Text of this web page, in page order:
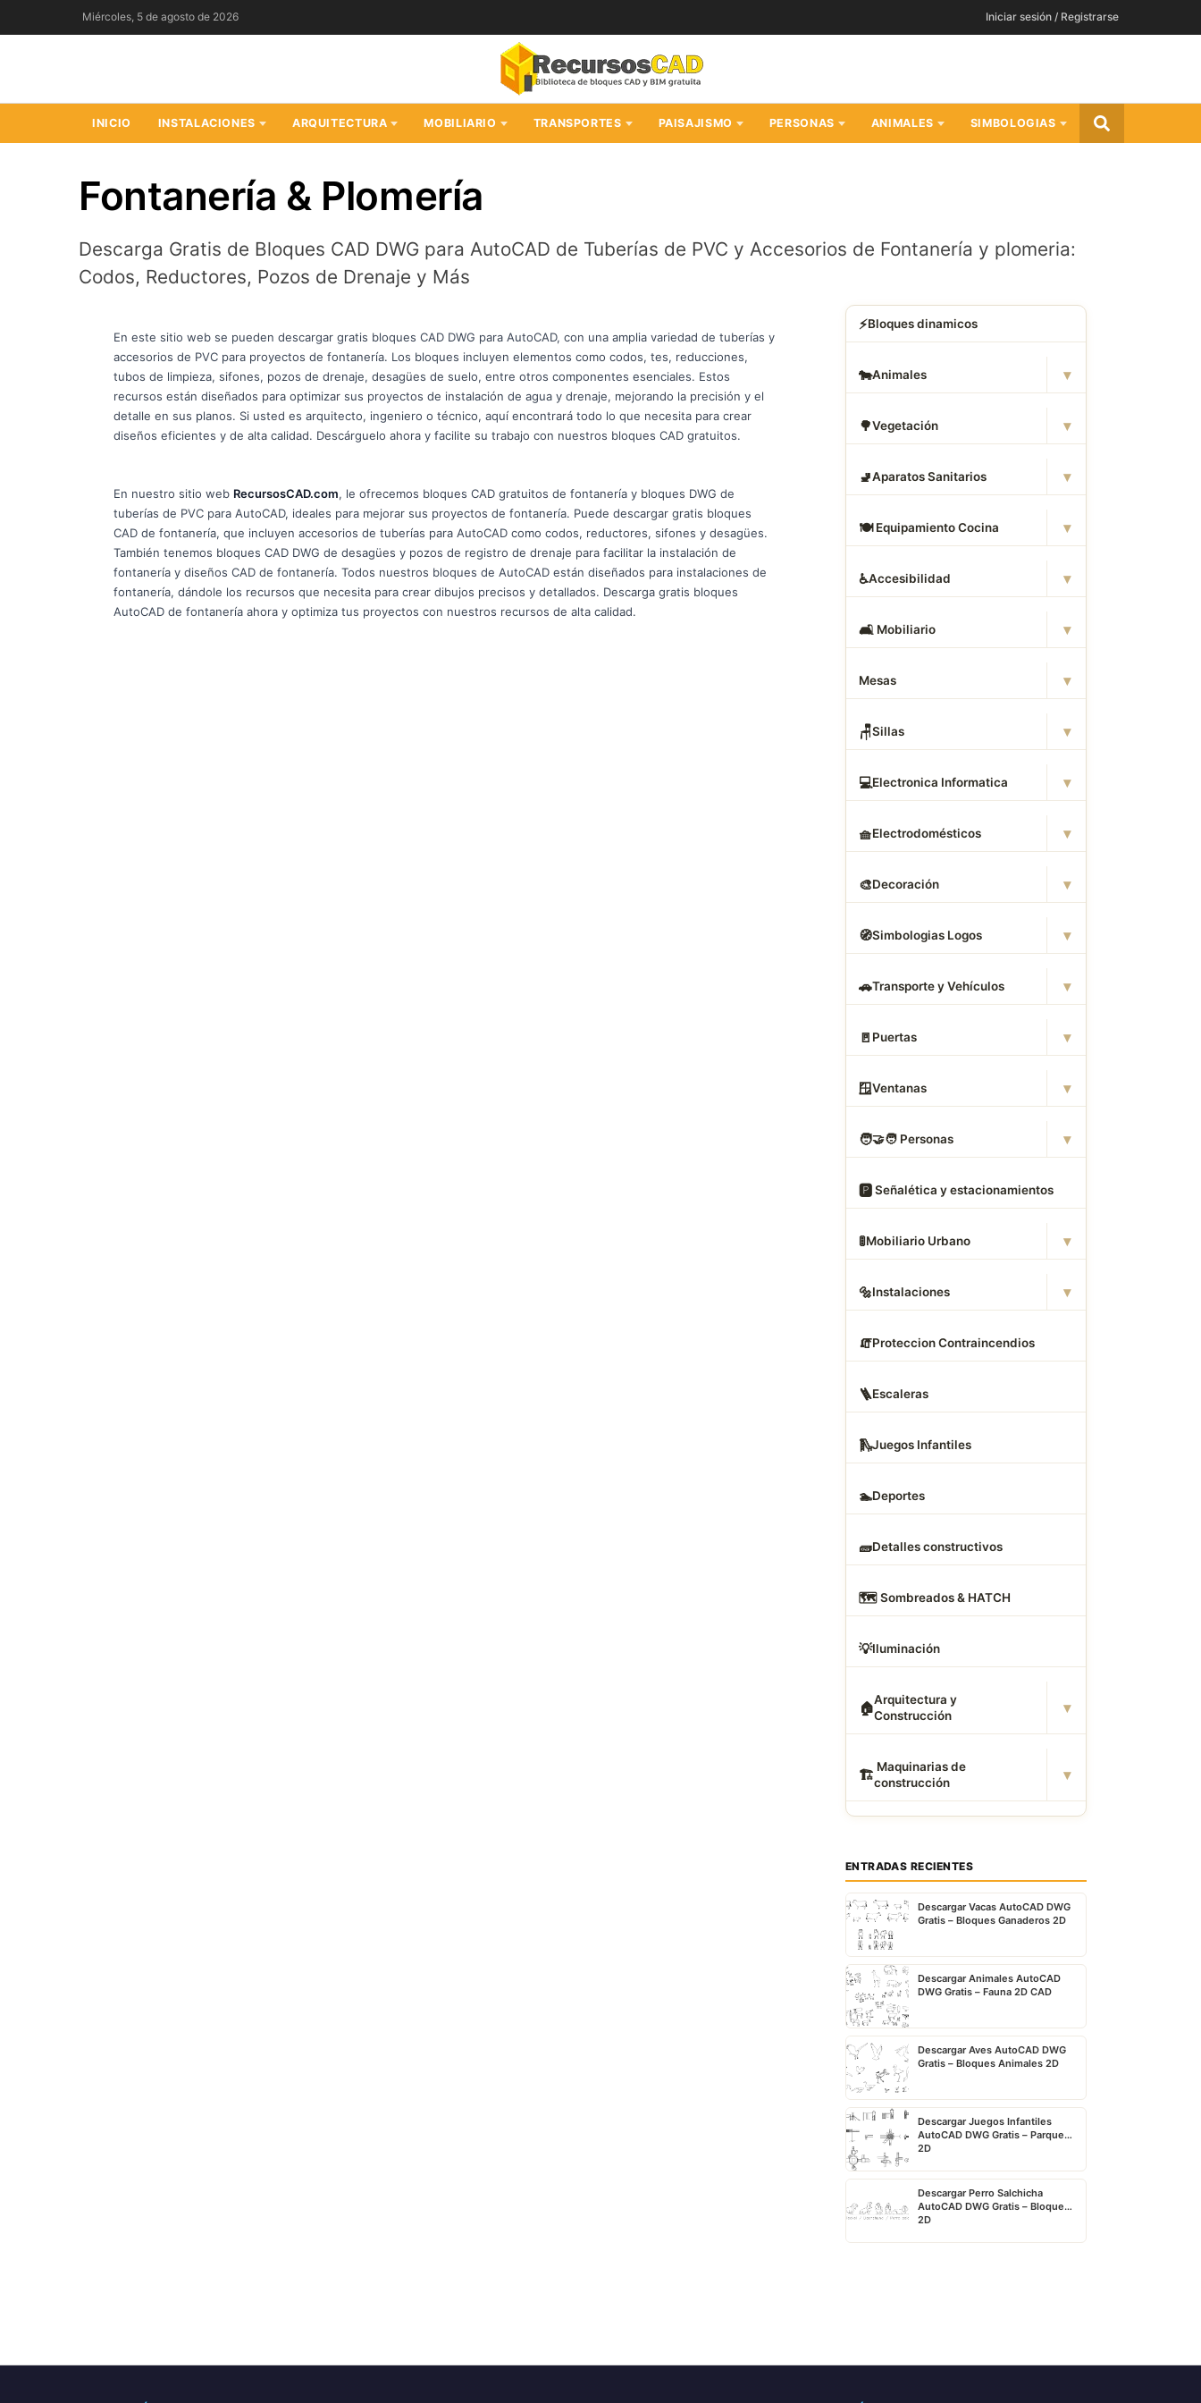
al
Miércoles, 5 de agosto de 2026 Iniciar sesión / Registrarse
INICIO INSTALACIONES ARQUITECTURA MOBILIARIO TRANSPORTES PAISAJISMO PERSONAS ANIMALES SIMBOLOGIAS
Fontanería & Plomería
Descarga Gratis de Bloques CAD DWG para AutoCAD de Tuberías de PVC y Accesorios de Fontanería y plomeria:
Codos, Reductores, Pozos de Drenaje y Más
En este sitio web se pueden descargar gratis bloques CAD DWG para AutoCAD, con una amplia variedad de tuberías y
accesorios de PVC para proyectos de fontanería. Los bloques incluyen elementos como codos, tes, reducciones,
tubos de limpieza, sifones, pozos de drenaje, desagües de suelo, entre otros componentes esenciales. Estos
recursos están diseñados para optimizar sus proyectos de instalación de agua y drenaje, mejorando la precisión y el
detalle en sus planos. Si usted es arquitecto, ingeniero o técnico, aquí encontrará todo lo que necesita para crear
diseños eficientes y de alta calidad. Descárguelo ahora y facilite su trabajo con nuestros bloques CAD gratuitos.
En nuestro sitio web RecursosCAD.com, le ofrecemos bloques CAD gratuitos de fontanería y bloques DWG de
tuberías de PVC para AutoCAD, ideales para mejorar sus proyectos de fontanería. Puede descargar gratis bloques
CAD de fontanería, que incluyen accesorios de tuberías para AutoCAD como codos, reductores, sifones y desagües.
También tenemos bloques CAD DWG de desagües y pozos de registro de drenaje para facilitar la instalación de
fontanería y diseños CAD de fontanería. Todos nuestros bloques de AutoCAD están diseñados para instalaciones de
fontanería, dándole los recursos que necesita para crear dibujos precisos y detallados. Descarga gratis bloques
AutoCAD de fontanería ahora y optimiza tus proyectos con nuestros recursos de alta calidad.
⚡Bloques dinamicos
🐄Animales ▾
🌳Vegetación ▾
🚽Aparatos Sanitarios ▾
🍽️ Equipamiento Cocina ▾
♿Accesibilidad ▾
🛋 ️ Mobiliario ▾
Mesas ▾
🪑Sillas ▾
💻Electronica Informatica ▾
🧺Electrodomésticos ▾
🎨Decoración ▾
🧭Simbologias Logos ▾
🚗Transporte y Vehículos ▾
🚪 Puertas ▾
🪟Ventanas ▾
🧑‍🤝‍🧑 Personas ▾
🅿️ Señalética y estacionamientos
🚦Mobiliario Urbano ▾
🔩Instalaciones ▾
🧯Proteccion Contraincendios
🪜Escaleras
🛝Juegos Infantiles
🏊Deportes
🧱Detalles constructivos
🗺️ Sombreados & HATCH
💡Iluminación
🏠Arquitectura y
Construcción
▾
🏗 ️ Maquinarias de
construcción
▾
ENTRADAS RECIENTES
Descargar Vacas AutoCAD DWG
Gratis – Bloques Ganaderos 2D
Descargar Animales AutoCAD
DWG Gratis – Fauna 2D CAD
Descargar Aves AutoCAD DWG
Gratis – Bloques Animales 2D
Descargar Juegos Infantiles
AutoCAD DWG Gratis – Parque
2D
Descargar Perro Salchicha
AutoCAD DWG Gratis – Bloque
2D